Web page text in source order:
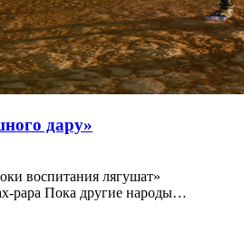
дару»
воспитания лягушат»
рара Пока другие народы…